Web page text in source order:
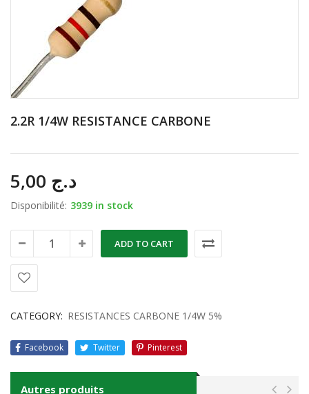
2.2R 1/4W RESISTANCE CARBONE
د.ج
Disponibilité: 3939 in stock
ADD TO CART
CATEGORY: RESISTANCES CARBONE 1/4W 5%
Facebook Twitter Pinterest
Autres produits